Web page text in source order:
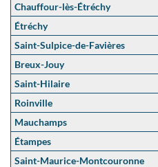
Chauffour-lès-Étréchy
Étréchy
Saint-Sulpice-de-Favières
Breux-Jouy
Saint-Hilaire
Roinville
Mauchamps
Étampes
Saint-Maurice-Montcouronne